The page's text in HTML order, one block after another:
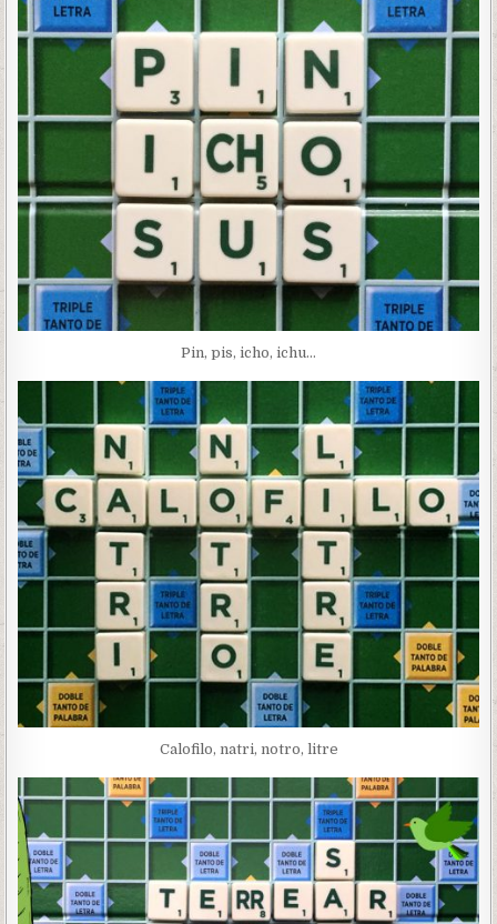
Pin, pis, icho, ichu…
Calofilo, natri, notro, litre